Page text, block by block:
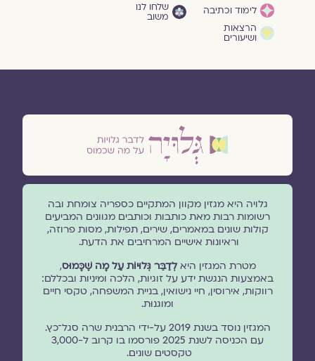
לימוד וכתיבה
הרצאות
ושיעורים
שלחו לנו
משוב
גלויה היא מגזין מקוון המתקיים כספריה צומחת ובה
רשומות רבות מאת כותבות וכותבים מגוונים המביעים
קולות שונים במאמרים, שירים, תפילות, מסות פרוזה,
וראיונות אישיים המרחיבים את הדעת.
מטרת המגזין היאלְדַבֵּר גְּלוּיוֹת עַל מָה שֶׁכָּמוּס,
באמצעות הנגשת ידע על זוגיות, הלכה ומיניות ובכללם:
רווקות, אירוסין, חיי נישואין, בניית המשפחה, טקסי חיים
ומוגנוּת.
המגזין נוסד בשנת 2019 על-ידי הרבנית שרה סגל־כץ.
עם הכניסה לשנת 2025 פורסמו בו קרוב ל-3,000
טקסטים שונים.